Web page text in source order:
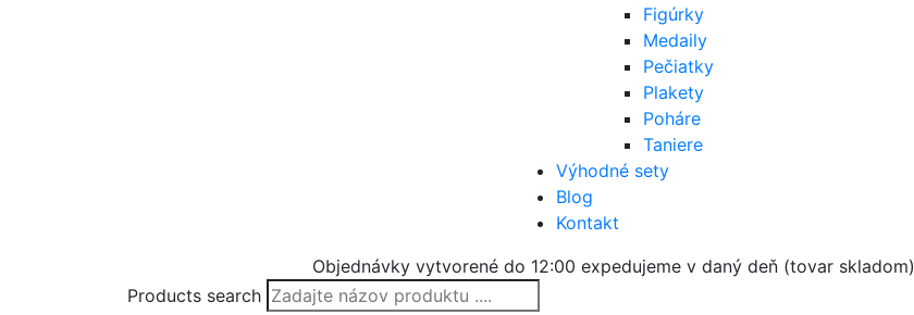
Figúrky
Medaily
Pečiatky
Plakety
Poháre
Taniere
Výhodné sety
Blog
Kontakt
Objednávky vytvorené do 12:00 expedujeme v daný deň (tovar skladom)
Products search